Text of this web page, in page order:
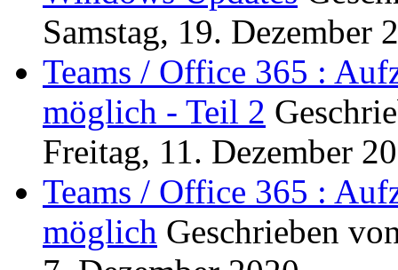
Samstag, 19. Dezember
Teams / Office 365 :
möglich - Teil 2
Freitag, 11. Dezember
Teams / Office 365 :
möglich Geschrieben